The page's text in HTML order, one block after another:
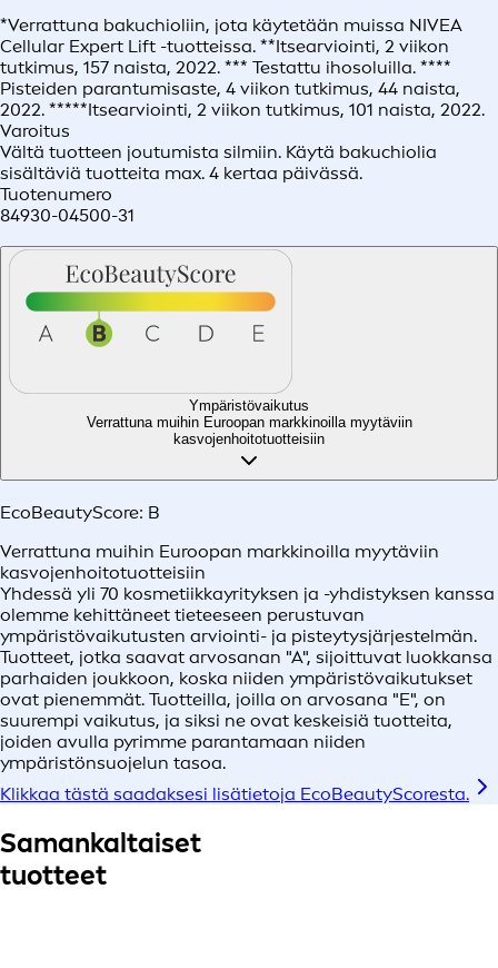
*Verrattuna bakuchioliin, jota käytetään muissa NIVEA
Cellular Expert Lift -tuotteissa. **Itsearviointi, 2 viikon
tutkimus, 157 naista, 2022. *** Testattu ihosoluilla. ****
Pisteiden parantumisaste, 4 viikon tutkimus, 44 naista,
2022. *****Itsearviointi, 2 viikon tutkimus, 101 naista, 2022.
Varoitus
Vältä tuotteen joutumista silmiin. Käytä bakuchiolia
sisältäviä tuotteita max. 4 kertaa päivässä.
Tuotenumero
84930-04500-31
Ympäristövaikutus
Verrattuna muihin Euroopan markkinoilla myytäviin
kasvojenhoitotuotteisiin
EcoBeautyScore: B
Verrattuna muihin Euroopan markkinoilla myytäviin
kasvojenhoitotuotteisiin
Yhdessä yli 70 kosmetiikkayrityksen ja -yhdistyksen kanssa
olemme kehittäneet tieteeseen perustuvan
ympäristövaikutusten arviointi- ja pisteytysjärjestelmän.
Tuotteet, jotka saavat arvosanan "A", sijoittuvat luokkansa
parhaiden joukkoon, koska niiden ympäristövaikutukset
ovat pienemmät. Tuotteilla, joilla on arvosana "E", on
suurempi vaikutus, ja siksi ne ovat keskeisiä tuotteita,
joiden avulla pyrimme parantamaan niiden
ympäristönsuojelun tasoa.
Klikkaa tästä saadaksesi lisätietoja EcoBeautyScoresta.
Samankaltaiset
tuotteet